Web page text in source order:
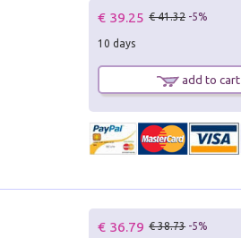
€ 39.25 € 41.32 -5%
10 days
add to cart
€ 36.79 € 38.73 -5%